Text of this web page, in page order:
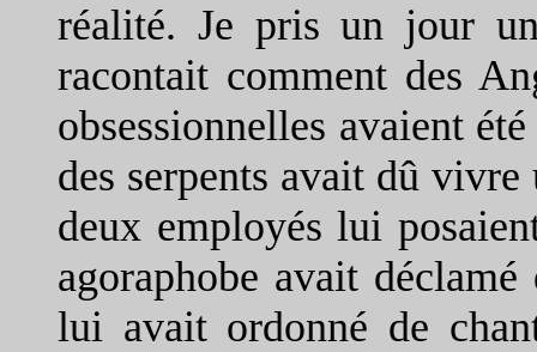
réalité. Je pris un jour
racontait comment des
obsessionnelles avaient
des serpents avait dû
deux employés lui
agoraphobe avait
lui avait ordonné de